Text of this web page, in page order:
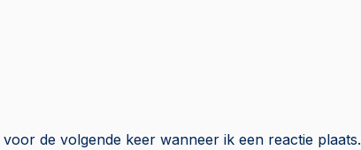
de volgende keer wanneer ik een reactie plaats.